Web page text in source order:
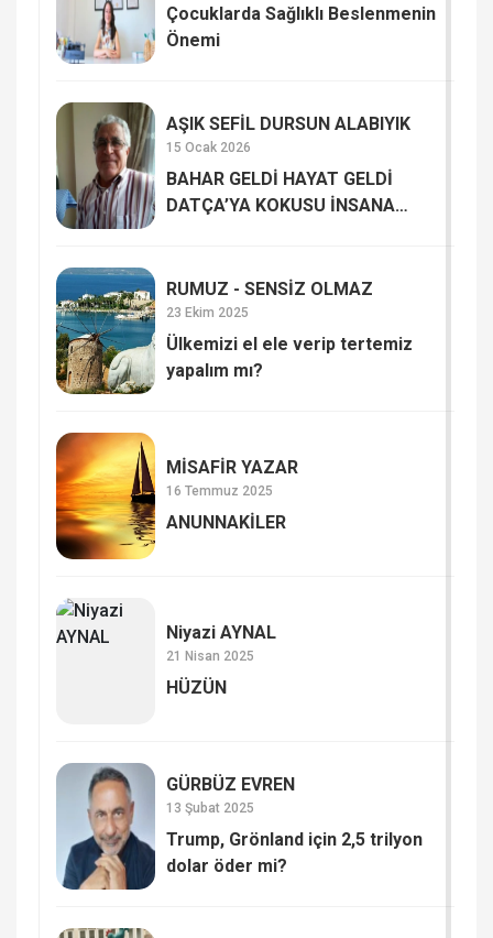
Çocuklarda Sağlıklı Beslenmenin
Önemi
AŞIK SEFİL DURSUN ALABIYIK
15 Ocak 2026
BAHAR GELDİ HAYAT GELDİ
DATÇA’YA KOKUSU İNSANA
RUMUZ - SENSİZ OLMAZ
23 Ekim 2025
Ülkemizi el ele verip tertemiz
yapalım mı?
MİSAFİR YAZAR
16 Temmuz 2025
ANUNNAKİLER
Niyazi AYNAL
21 Nisan 2025
HÜZÜN
GÜRBÜZ EVREN
13 Şubat 2025
Trump, Grönland için 2,5 trilyon
dolar öder mi?